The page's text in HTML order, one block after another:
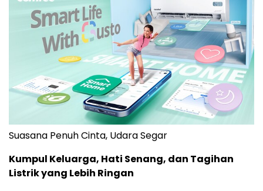
Suasana Penuh Cinta, Udara Segar
Kumpul Keluarga, Hati Senang, dan Tagihan
Listrik yang Lebih Ringan